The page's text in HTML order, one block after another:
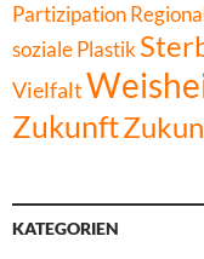
Partizipation
soziale Plastik
Vielfalt
Zukunft
KATEGORIEN